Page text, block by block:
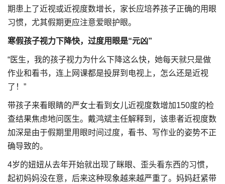
期患上了近视或近视度数增长，家长应培养孩子正确的用眼
习惯，尤其假期更应注意爱眼护眼。
寒假孩子视力下降快，过度用眼是“元凶”
“医生，我的孩子视力为什么下降这么快，她每天就只是做
作业和看书，连上网课都是投屏到电视上，怎么还是近视
了！”
带孩子来看眼睛的严女士看到女儿近视度数增加150度的检
查结果焦虑地问医生。戴鸿斌主任解释到，该患者近视度数
加深是由于假期里用眼时间过度，看书、写作业的姿势不正
确导致的。
4岁的妞妞从去年开始就出现了眯眼、歪头看东西的习惯，
起初妈妈没在意，后来这种现象越来越严重了。妈妈赶紧带